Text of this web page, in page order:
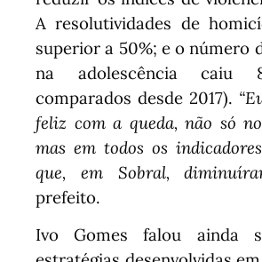
A resolutividades de
superior a 50%; e o número
na adolescência caiu
comparados desde 2017).
feliz com a queda, não só
mas em todos os
que, em Sobral,
prefeito.
Ivo Gomes falou ainda